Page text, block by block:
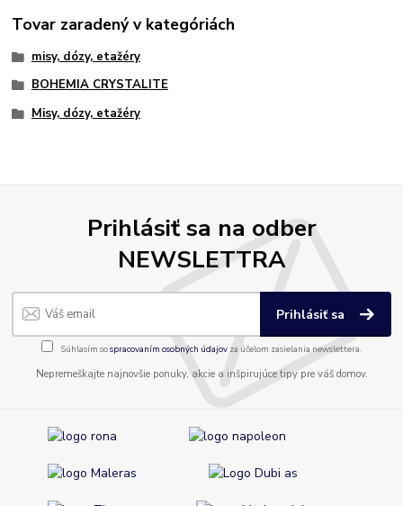
Tovar zaradený v kategóriách
misy, dózy, etažéry
BOHEMIA CRYSTALITE
Misy, dózy, etažéry
Prihlásiť sa na odber
NEWSLETTRA
Prihlásiť sa
Súhlasím sospracovaním osobných údajov za účelom zasielania newslettera.
Nepremeškajte najnovšie ponuky, akcie a inšpirujúce tipy pre váš domov.